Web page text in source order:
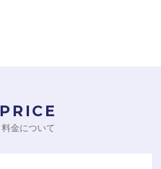
PRICE
料金について